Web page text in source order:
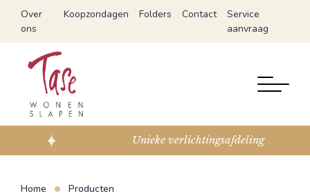
Over
ons
Koopzondagen Folders Contact
Service
aanvraag
Unieke verlichtingsafdeling
Home Producten